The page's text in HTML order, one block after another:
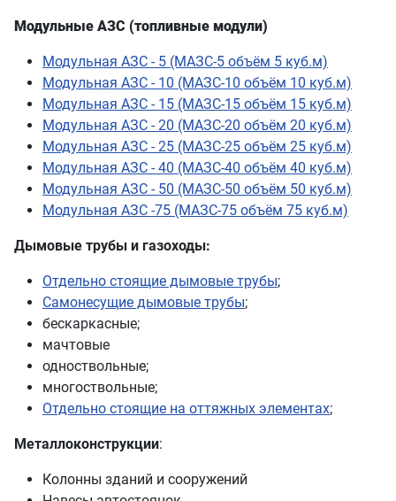
Модульная АЗС - 10 (МАЗС-10 объём 10 куб.м)
Модульная АЗС - 15 (МАЗС-15 объём 15 куб.м)
Модульная АЗС - 20 (МАЗС-20 объём 20 куб.м)
Модульная АЗС - 25 (МАЗС-25 объём 25 куб.м)
Модульная АЗС - 40 (МАЗС-40 объём 40 куб.м)
Модульная АЗС - 50 (МАЗС-50 объём 50 куб.м)
Модульная АЗС -75 (МАЗС-75 объём 75 куб.м)
Самонесущие дымовые трубы;
бескаркасные;
мачтовые
одноствольные;
многоствольные;
Отдельно стоящие на оттяжных элементах
Навесы автостоянок